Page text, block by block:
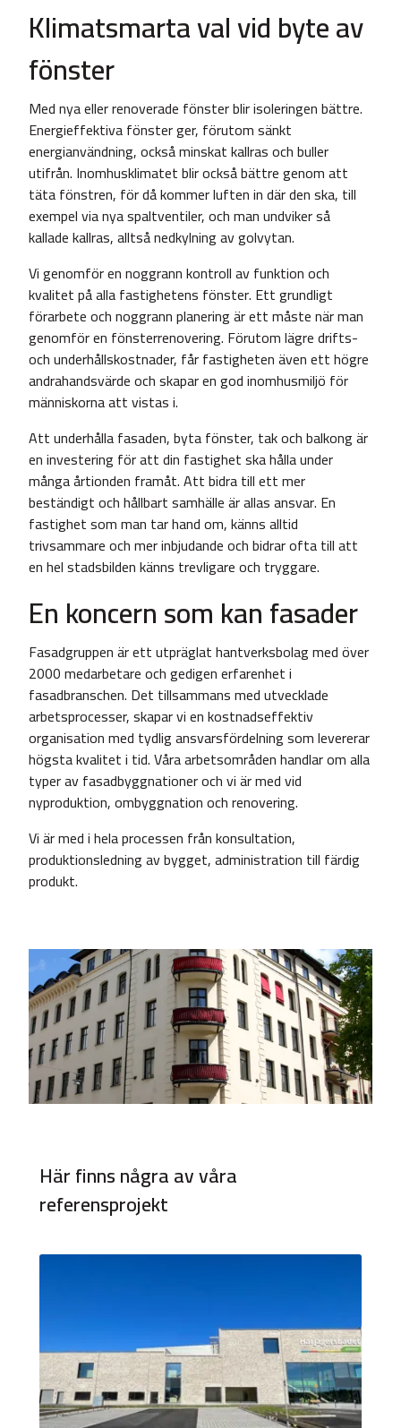
Klimatsmarta val vid byte av
fönster
Med nya eller renoverade fönster blir isoleringen bättre.
Energieffektiva fönster ger, förutom sänkt
energianvändning, också minskat kallras och buller
utifrån. Inomhusklimatet blir också bättre genom att
täta fönstren, för då kommer luften in där den ska, till
exempel via nya spaltventiler, och man undviker så
kallade kallras, alltså nedkylning av golvytan.
Vi genomför en noggrann kontroll av funktion och
kvalitet på alla fastighetens fönster. Ett grundligt
förarbete och noggrann planering är ett måste när man
genomför en fönsterrenovering. Förutom lägre drifts-
och underhållskostnader, får fastigheten även ett högre
andrahandsvärde och skapar en god inomhusmiljö för
människorna att vistas i.
Att underhålla fasaden, byta fönster, tak och balkong är
en investering för att din fastighet ska hålla under
många årtionden framåt. Att bidra till ett mer
beständigt och hållbart samhälle är allas ansvar. En
fastighet som man tar hand om, känns alltid
trivsammare och mer inbjudande och bidrar ofta till att
en hel stadsbilden känns trevligare och tryggare.
En koncern som kan fasader
Fasadgruppen är ett utpräglat hantverksbolag med över
2000 medarbetare och gedigen erfarenhet i
fasadbranschen. Det tillsammans med utvecklade
arbetsprocesser, skapar vi en kostnadseffektiv
organisation med tydlig ansvarsfördelning som levererar
högsta kvalitet i tid. Våra arbetsområden handlar om alla
typer av fasadbyggnationer och vi är med vid
nyproduktion, ombyggnation och renovering.
Vi är med i hela processen från konsultation,
produktionsledning av bygget, administration till färdig
produkt.
Här finns några av våra
referensprojekt